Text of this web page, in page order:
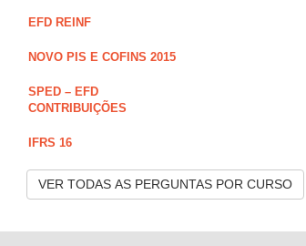
EFD REINF
NOVO PIS E COFINS 2015
SPED – EFD
CONTRIBUIÇÕES
IFRS 16
VER TODAS AS PERGUNTAS POR CURSO